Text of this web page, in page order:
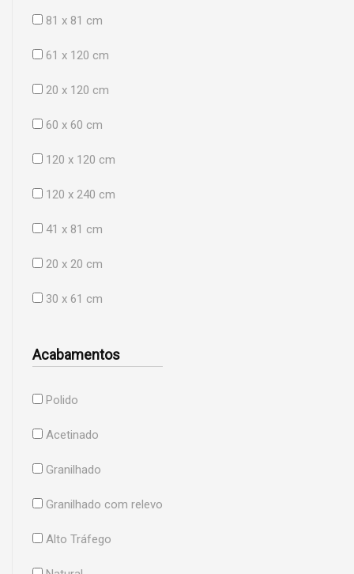
81 x 81 cm
61 x 120 cm
20 x 120 cm
60 x 60 cm
120 x 120 cm
120 x 240 cm
41 x 81 cm
20 x 20 cm
30 x 61 cm
Acabamentos
Polido
Acetinado
Granilhado
Granilhado com relevo
Alto Tráfego